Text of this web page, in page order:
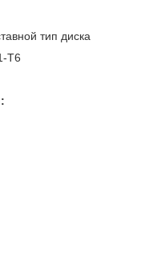
тип диска
T6